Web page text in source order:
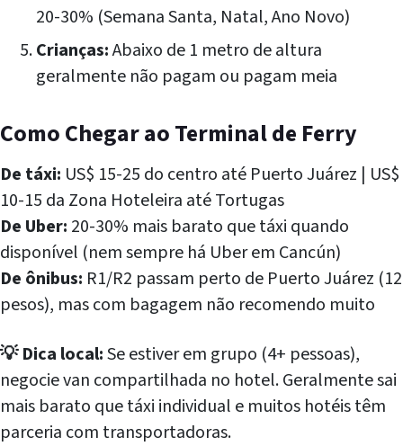
20-30% (Semana Santa, Natal, Ano Novo)
Crianças:Abaixo de 1 metro de altura
geralmente não pagam ou pagam meia
Como Chegar ao Terminal de Ferry
De táxi: US$ 15-25 do centro até Puerto Juárez | US$
10-15 da Zona Hoteleira até Tortugas
De Uber: 20-30% mais barato que táxi quando
disponível (nem sempre há Uber em Cancún)
De ônibus: R1/R2 passam perto de Puerto Juárez (12
pesos), mas com bagagem não recomendo muito
💡 Dica local:Se estiver em grupo (4+ pessoas),
negocie van compartilhada no hotel. Geralmente sai
mais barato que táxi individual e muitos hotéis têm
parceria com transportadoras.